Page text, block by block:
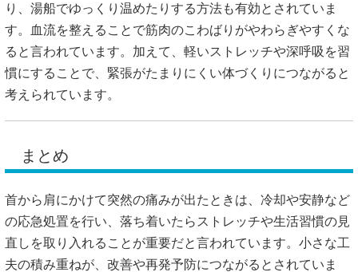
り、湯船でゆっくり温めたりする方法も有効とされていま
す。血流を整えることで筋肉のこわばりがやわらぎやすくな
ると言われています。加えて、軽いストレッチや深呼吸を習
慣にすることで、緊張がたまりにくい体づくりにつながると
考えられています。
まとめ
首から肩にかけて突然の痛みが出たときは、冷却や安静など
の応急処置を行い、落ち着いたらストレッチや生活習慣の見
直しを取り入れることが重要だと言われています。小さな工
夫の積み重ねが、改善や再発予防につながるとされていま